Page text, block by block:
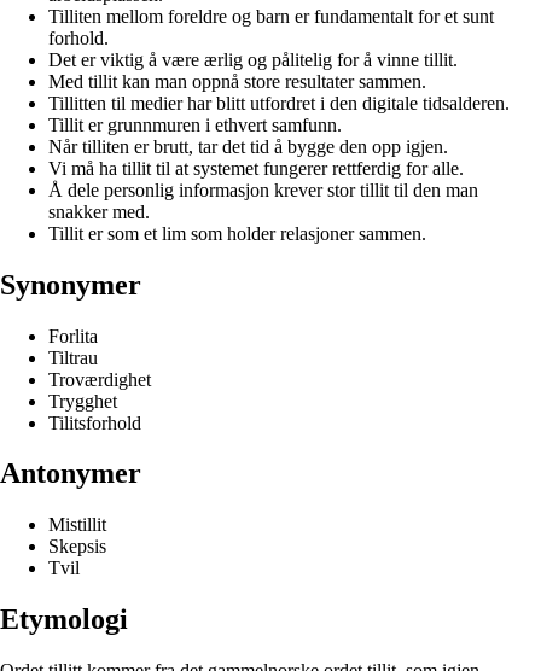
Tilliten mellom foreldre og barn er fundamentalt for et sunt
forhold.
Det er viktig å være ærlig og pålitelig for å vinne tillit.
Med tillit kan man oppnå store resultater sammen.
Tillitten til medier har blitt utfordret i den digitale tidsalderen.
Tillit er grunnmuren i ethvert samfunn.
Når tilliten er brutt, tar det tid å bygge den opp igjen.
Vi må ha tillit til at systemet fungerer rettferdig for alle.
Å dele personlig informasjon krever stor tillit til den man
snakker med.
Tillit er som et lim som holder relasjoner sammen.
Synonymer
Forlita
Tiltrau
Troværdighet
Trygghet
Tilitsforhold
Antonymer
Mistillit
Skepsis
Tvil
Etymologi